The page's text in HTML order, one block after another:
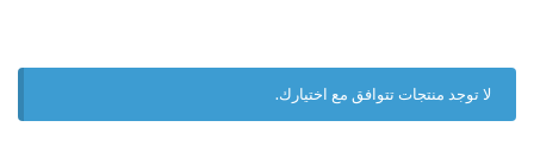
لا توجد منتجات تتوافق مع اختيارك.